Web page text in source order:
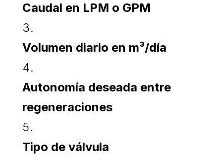
Caudal en LPM o GPM
Volumen diario en m³/día
Autonomía deseada entre
regeneraciones
Tipo de válvula